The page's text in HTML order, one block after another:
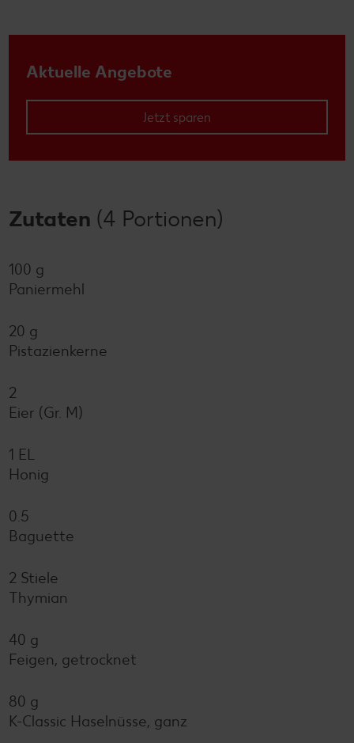
Aktuelle Angebote
Jetzt sparen
Zutaten (4 Portionen)
100 g
Paniermehl
20 g
Pistazienkerne
2
Eier (Gr. M)
1 EL
Honig
0.5
Baguette
2 Stiele
Thymian
40 g
Feigen, getrocknet
80 g
K-Classic Haselnüsse, ganz